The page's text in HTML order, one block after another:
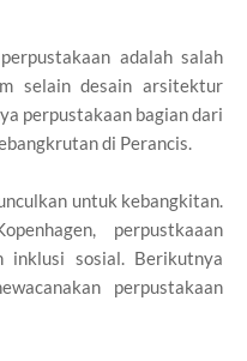
adalah salah
selain desain arsitektur
perpustakaan bagian dari
di Perancis.
untuk kebangkitan.
perpustkaaan
inklusi sosial. Berikutnya
perpustakaan